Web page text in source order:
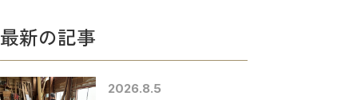
最新の記事
2026.8.5